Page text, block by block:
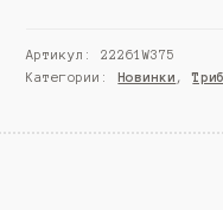
№57,
Дуб
и
Артикул:22261W375
Категории:Новинки ,